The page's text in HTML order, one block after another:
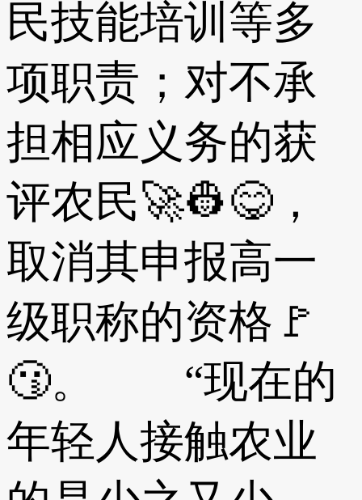
民技能培训等多
项职责；对不承
担相应义务的获
评农民🚀👷😋，
取消其申报高一
级职称的资格🚩
😗。 “现在的
年轻人接触农业